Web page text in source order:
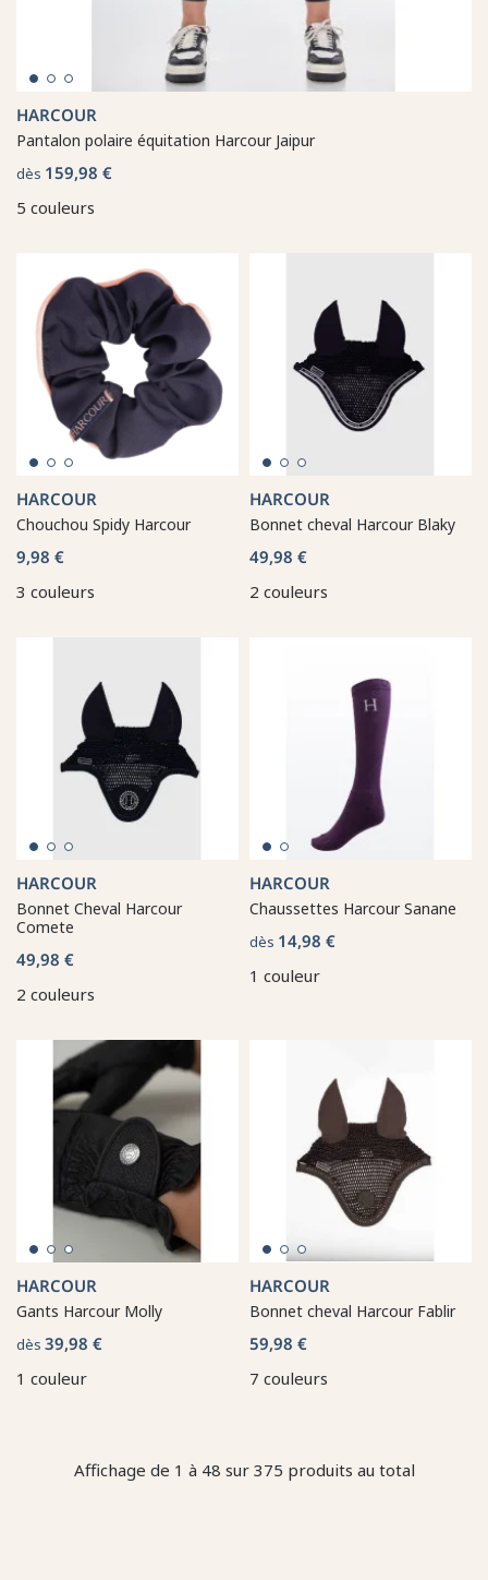
HARCOUR
Pantalon polaire équitation Harcour Jaipur
dès 159,98 €
5 couleurs
HARCOUR
Chouchou Spidy Harcour
9,98 €
3 couleurs
HARCOUR
Bonnet cheval Harcour Blaky
49,98 €
2 couleurs
HARCOUR
Bonnet Cheval Harcour
Comete
49,98 €
2 couleurs
HARCOUR
Chaussettes Harcour Sanane
dès 14,98 €
1 couleur
HARCOUR
Gants Harcour Molly
dès 39,98 €
1 couleur
HARCOUR
Bonnet cheval Harcour Fablir
59,98 €
7 couleurs
Affichage de 1 à 48 sur 375 produits au total